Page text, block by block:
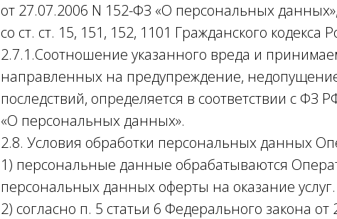
от 27.07.2006 N 152-ФЗ «О персональных
со ст. ст. 15, 151, 152, 1101 Гражданского кодекса
2.7.1.Соотношение указанного вреда и
направленных на предупреждение,
последствий, определяется в соответствии с ФЗ
«О персональных данных».
2.8. Условия обработки персональных данных
1) персональные данные обрабатываются
персональных данных оферты на оказание услуг.
2) согласно п. 5 статьи 6 Федерального закона